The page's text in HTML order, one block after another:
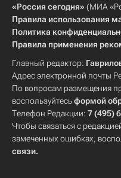
«Россия сегодня» (МИА
Правила использования
Политика
Правила применения
Главный редактор:
Адрес электронной почты
По вопросам размещения
воспользуйтесьформой
Телефон Редакции: 7 (495)
Чтобы связаться с
замеченных ошибках,
связи.